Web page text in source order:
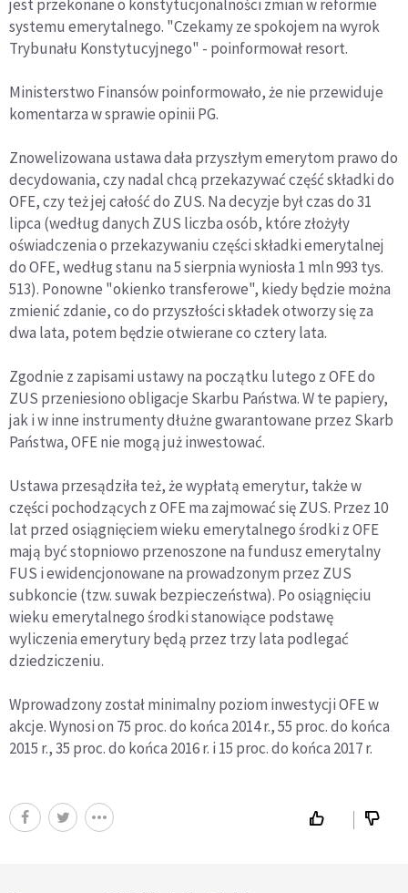
jest przekonane o konstytucjonalności zmian w reformie
systemu emerytalnego. "Czekamy ze spokojem na wyrok
Trybunału Konstytucyjnego" - poinformował resort.
Ministerstwo Finansów poinformowało, że nie przewiduje
komentarza w sprawie opinii PG.
Znowelizowana ustawa dała przyszłym emerytom prawo do
decydowania, czy nadal chcą przekazywać część składki do
OFE, czy też jej całość do ZUS. Na decyzje był czas do 31
lipca (według danych ZUS liczba osób, które złożyły
oświadczenia o przekazywaniu części składki emerytalnej
do OFE, według stanu na 5 sierpnia wyniosła 1 mln 993 tys.
513). Ponowne "okienko transferowe", kiedy będzie można
zmienić zdanie, co do przyszłości składek otworzy się za
dwa lata, potem będzie otwierane co cztery lata.
Zgodnie z zapisami ustawy na początku lutego z OFE do
ZUS przeniesiono obligacje Skarbu Państwa. W te papiery,
jak i w inne instrumenty dłużne gwarantowane przez Skarb
Państwa, OFE nie mogą już inwestować.
Ustawa przesądziła też, że wypłatą emerytur, także w
części pochodzących z OFE ma zajmować się ZUS. Przez 10
lat przed osiągnięciem wieku emerytalnego środki z OFE
mają być stopniowo przenoszone na fundusz emerytalny
FUS i ewidencjonowane na prowadzonym przez ZUS
subkoncie (tzw. suwak bezpieczeństwa). Po osiągnięciu
wieku emerytalnego środki stanowiące podstawę
wyliczenia emerytury będą przez trzy lata podlegać
dziedziczeniu.
Wprowadzony został minimalny poziom inwestycji OFE w
akcje. Wynosi on 75 proc. do końca 2014 r., 55 proc. do końca
2015 r., 35 proc. do końca 2016 r. i 15 proc. do końca 2017 r.